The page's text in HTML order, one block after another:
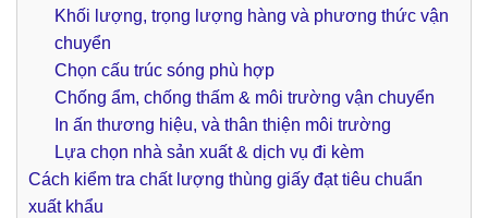
Khối lượng, trọng lượng hàng và phương thức vận
chuyển
Chọn cấu trúc sóng phù hợp
Chống ẩm, chống thấm & môi trường vận chuyển
In ấn thương hiệu, và thân thiện môi trường
Lựa chọn nhà sản xuất & dịch vụ đi kèm
Cách kiểm tra chất lượng thùng giấy đạt tiêu chuẩn
xuất khẩu